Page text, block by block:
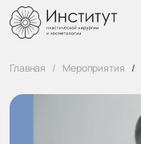
Главная Мероприятия